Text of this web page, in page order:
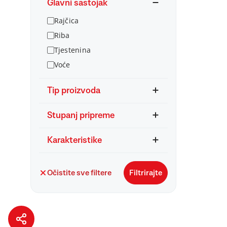
Glavni sastojak
Rajčica
Riba
Tjestenina
Voće
Tip proizvoda
Stupanj pripreme
Karakteristike
Očistite sve filtere Filtrirajte